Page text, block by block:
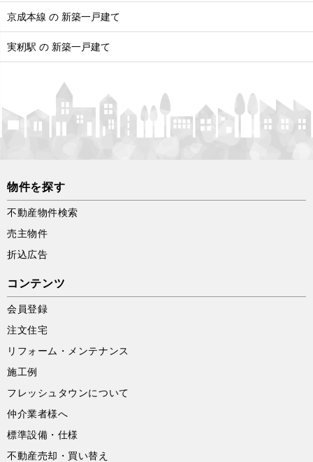
京成本線 の 新築一戸建て
実籾駅 の 新築一戸建て
物件を探す
不動産物件検索
売主物件
折込広告
コンテンツ
会員登録
注文住宅
リフォーム・メンテナンス
施工例
フレッシュタウンについて
仲介業者様へ
標準設備・仕様
不動産売却・買い替え